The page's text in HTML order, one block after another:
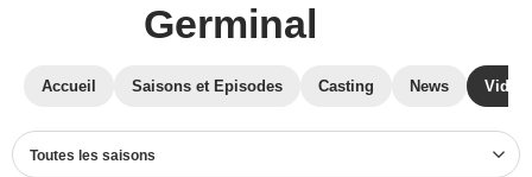
Germinal
Accueil Saisons et Episodes Casting News
Toutes les saisons